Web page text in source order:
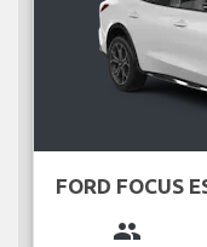
FORD FOCUS
group